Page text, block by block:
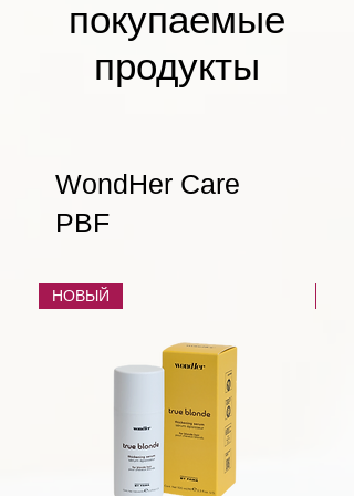
покупаемые
продукты
WondHer Care
PBF
НОВЫЙ